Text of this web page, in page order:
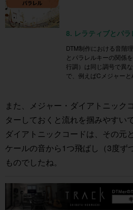
8. レラティブとパラ
DTM制作における音階
とパラレルキーの関係
行調）は同じ調号で異
で、例えばCメジャーと
また、メジャー・ダイアトニック
ターしておくと流れを掴みやすいで
ダイアトニックコードは、その元
ケールの音から1つ飛ばし（3度ず
ものでしたね。